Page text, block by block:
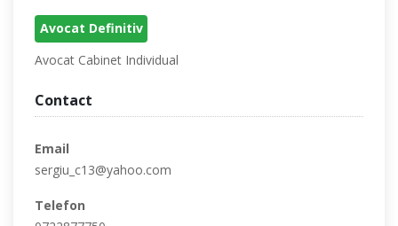
Avocat Definitiv
Avocat Cabinet Individual
Contact
Email
sergiu_c13@yahoo.com
Telefon